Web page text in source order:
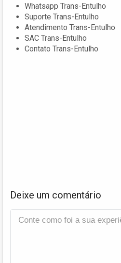
Whatsapp Trans-Entulho
Suporte Trans-Entulho
Atendimento Trans-Entulho
SAC Trans-Entulho
Contato Trans-Entulho
Deixe um comentário